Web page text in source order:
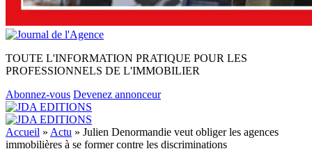
TOUTE L'INFORMATION PRATIQUE POUR LES
PROFESSIONNELS DE L'IMMOBILIER
Abonnez-vous Devenez annonceur
Accueil » Actu » Julien Denormandie veut obliger les agences
immobilières à se former contre les discriminations